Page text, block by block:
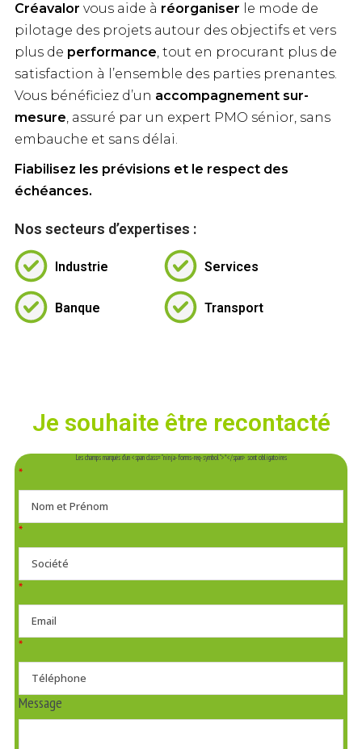
Créavalor vous aide à réorganiser le mode de
pilotage des projets autour des objectifs et vers
plus de performance, tout en procurant plus de
satisfaction à l’ensemble des parties prenantes.
Vous bénéficiez d’un accompagnement sur-
mesure, assuré par un expert PMO sénior, sans
embauche et sans délai.
Fiabilisez les prévisions et le respect des
échéances.
Nos secteurs d’expertises :
Industrie Services
Banque Transport
Je souhaite être recontacté
Les champs marqués d’un <span class="ninja-forms-req-symbol">*</span> sont obligatoires
*
*
*
*
Message